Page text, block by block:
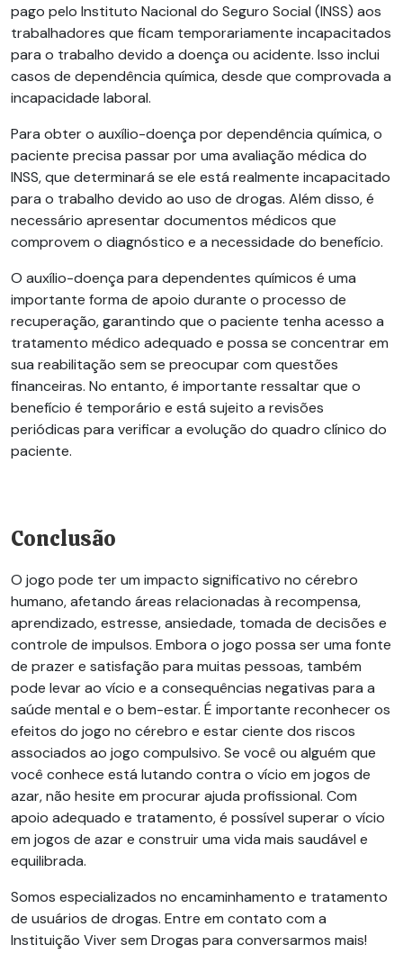
pago pelo Instituto Nacional do Seguro Social (INSS) aos
trabalhadores que ficam temporariamente incapacitados
para o trabalho devido a doença ou acidente. Isso inclui
casos de dependência química, desde que comprovada a
incapacidade laboral.
Para obter o auxílio-doença por dependência química, o
paciente precisa passar por uma avaliação médica do
INSS, que determinará se ele está realmente incapacitado
para o trabalho devido ao uso de drogas. Além disso, é
necessário apresentar documentos médicos que
comprovem o diagnóstico e a necessidade do benefício.
O auxílio-doença para dependentes químicos é uma
importante forma de apoio durante o processo de
recuperação, garantindo que o paciente tenha acesso a
tratamento médico adequado e possa se concentrar em
sua reabilitação sem se preocupar com questões
financeiras. No entanto, é importante ressaltar que o
benefício é temporário e está sujeito a revisões
periódicas para verificar a evolução do quadro clínico do
paciente.
Conclusão
O jogo pode ter um impacto significativo no cérebro
humano, afetando áreas relacionadas à recompensa,
aprendizado, estresse, ansiedade, tomada de decisões e
controle de impulsos. Embora o jogo possa ser uma fonte
de prazer e satisfação para muitas pessoas, também
pode levar ao vício e a consequências negativas para a
saúde mental e o bem-estar. É importante reconhecer os
efeitos do jogo no cérebro e estar ciente dos riscos
associados ao jogo compulsivo. Se você ou alguém que
você conhece está lutando contra o vício em jogos de
azar, não hesite em procurar ajuda profissional. Com
apoio adequado e tratamento, é possível superar o vício
em jogos de azar e construir uma vida mais saudável e
equilibrada.
Somos especializados no encaminhamento e tratamento
de usuários de drogas. Entre em contato com a
Instituição Viver sem Drogas para conversarmos mais!